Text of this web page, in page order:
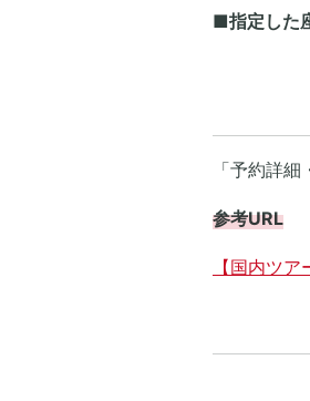
■指定した
「予約詳
参考URL
【国内ツ